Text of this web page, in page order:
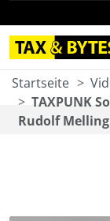
Startseite
TAXPUNK
Rudolf